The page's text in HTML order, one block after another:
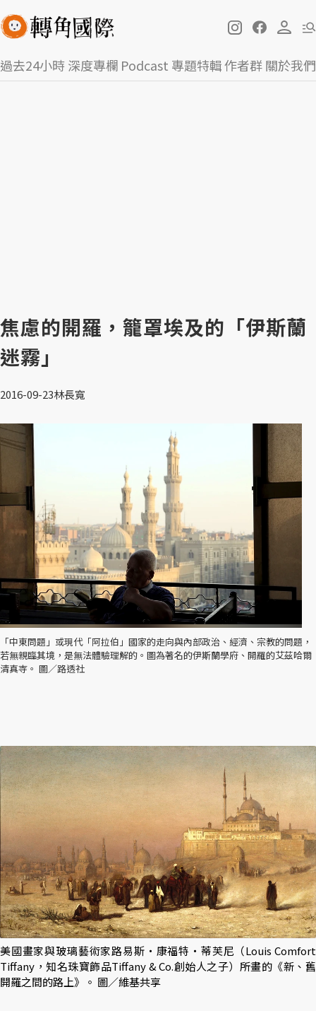
過去24小時深度專欄 Podcast 專題特輯作者群關於我們
焦慮的開羅，籠罩埃及的「伊斯蘭
迷霧」
2016-09-23林長寬
「中東問題」或現代「阿拉伯」國家的走向與內部政治、經濟、宗教的問題，
若無親臨其境，是無法體驗理解的。圖為著名的伊斯蘭學府、開羅的艾茲哈爾
清真寺。 圖／路透社
美國畫家與玻璃藝術家路易斯‧康福特‧蒂芙尼（Louis Comfort
Tiffany，知名珠寶飾品Tiffany & Co.創始人之子）所畫的《新、舊
開羅之間的路上》。 圖／維基共享